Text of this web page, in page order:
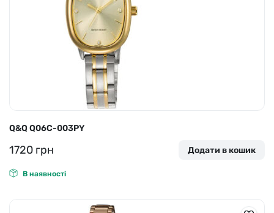
Q&Q Q06С-003PY
1720 грн Додати в кошик
В наявності